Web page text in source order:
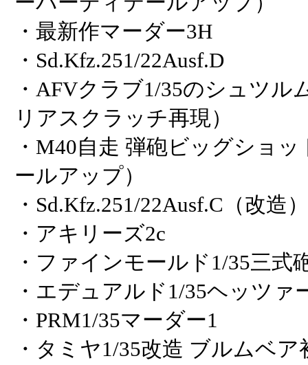
・最新作マーダー3H
・Sd.Kfz.251/22Ausf.D
・AFVクラブ1/35のシュツル
リアスクラッチ再現）
・M40自走 弾砲ビッグショ
ールアップ）
・Sd.Kfz.251/22Ausf.C（改造）
・アキリーズ2c
・ファインモールド1/35三式
・エデュアルド1/35ヘッツァ
・PRM1/35マーダー1
・タミヤ1/35改造 ブルムベア